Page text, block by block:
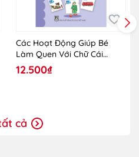
Các Hoạt Động Giúp Bé
Làm Quen Với Chữ Cái
(Dành Cho Trẻ Lớp Mẫu
Giáo Ghép)
12.500₫
cả